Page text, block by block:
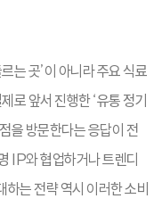
는 곳’이 아니라 주요 식료
로 앞서 진행한 ‘유통 정기
을 방문한다는 응답이 전
IP와 협업하거나 트렌디
는 전략 역시 이러한 소비